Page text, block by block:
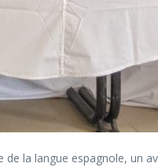
la langue espagnole, un